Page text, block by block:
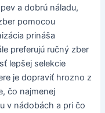
a dobrú náladu,
pomocou
prináša
preferujú ručný zber
lepšej selekcie
je dopraviť hrozno z
čo najmenej
v nádobách a pri čo